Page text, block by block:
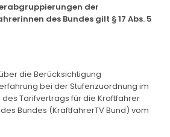
der
des Bundes gilt § 17 Abs. 5
die Berücksichtigung
bei der Stufenzuordnung im
Tarifvertrags für die Kraftfahrer
Bundes (KraftfahrerTV Bund) vom